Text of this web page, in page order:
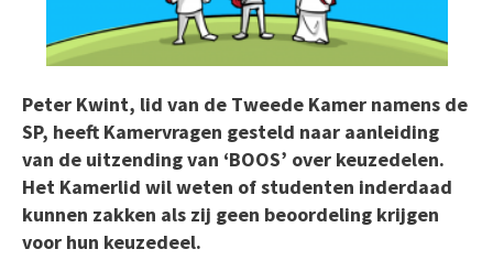
Peter Kwint, lid van de Tweede Kamer namens de
SP, heeft Kamervragen gesteld naar aanleiding
van de uitzending van ‘BOOS’ over keuzedelen.
Het Kamerlid wil weten of studenten inderdaad
kunnen zakken als zij geen beoordeling krijgen
voor hun keuzedeel.